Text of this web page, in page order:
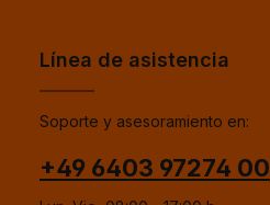
Línea de asistencia
Soporte y asesoramiento en:
+49 6403 97274 00